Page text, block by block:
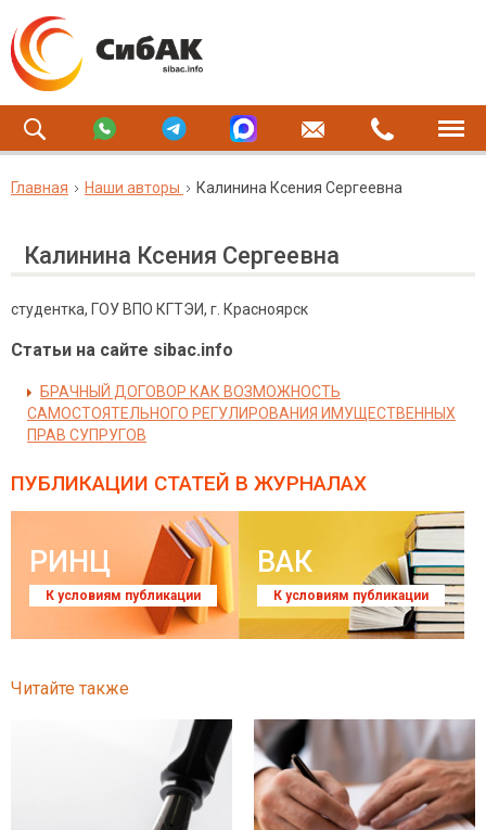
Главная Наши авторы Калинина Ксения Сергеевна
Калинина Ксения Сергеевна
студентка, ГОУ ВПО КГТЭИ, г. Красноярск
Статьи на сайте sibac.info
БРАЧНЫЙ ДОГОВОР КАК ВОЗМОЖНОСТЬ
САМОСТОЯТЕЛЬНОГО РЕГУЛИРОВАНИЯ ИМУЩЕСТВЕННЫХ
ПРАВ СУПРУГОВ
ПУБЛИКАЦИИ СТАТЕЙ В ЖУРНАЛАХ
РИНЦ
К условиям публикации
ВАК
К условиям публикации
Читайте также